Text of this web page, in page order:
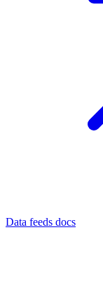
Data feeds docs